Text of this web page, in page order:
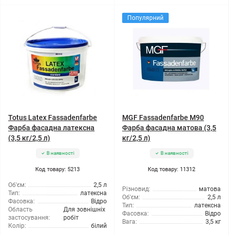
Totus Latex Fassadenfarbe
Фарба фасадна латексна
(3,5 кг/2,5 л)
В наявності
Код товару: 5213
Об'єм:
2,5 л
Тип:
латексна
Фасовка:
Відро
Область
застосування:
Для зовнішніх
робіт
Колір:
білий
Популярний
MGF Fassadenfarbe М90
Фарба фасадна матова (3,5
кг/2,5 л)
В наявності
Код товару: 11312
Різновид:
матова
Об'єм:
2,5 л
Тип:
латексна
Фасовка:
Відро
Вага:
3,5 кг